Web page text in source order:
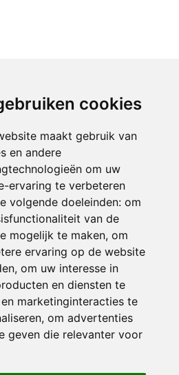
cookies
maakt gebruik van
en andere
om uw
ervaring te verbeteren
volgende doeleinden: om
van de
mogelijk te maken, om
ervaring op de website
, om uw interesse in
en diensten te
marketinginteracties te
, om advertenties
geven die relevanter voor